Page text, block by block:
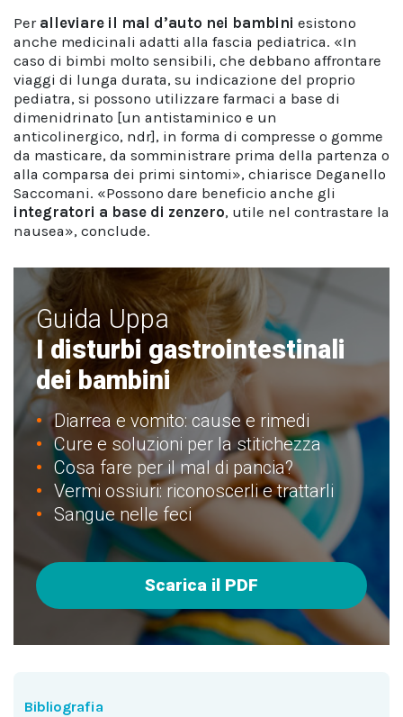
Per alleviare il mal d’auto nei bambini esistono
anche medicinali adatti alla fascia pediatrica. «In
caso di bimbi molto sensibili, che debbano affrontare
viaggi di lunga durata, su indicazione del proprio
pediatra, si possono utilizzare farmaci a base di
dimenidrinato [un antistaminico e un
anticolinergico, ndr], in forma di compresse o gomme
da masticare, da somministrare prima della partenza o
alla comparsa dei primi sintomi», chiarisce Deganello
Saccomani. «Possono dare beneficio anche gli
integratori a base di zenzero, utile nel contrastare la
nausea», conclude.
Guida Uppa
I disturbi gastrointestinali
dei bambini
Diarrea e vomito: cause e rimedi
Cure e soluzioni per la stitichezza
Cosa fare per il mal di pancia?
Vermi ossiuri: riconoscerli e trattarli
Sangue nelle feci
Scarica il PDF
Bibliografia